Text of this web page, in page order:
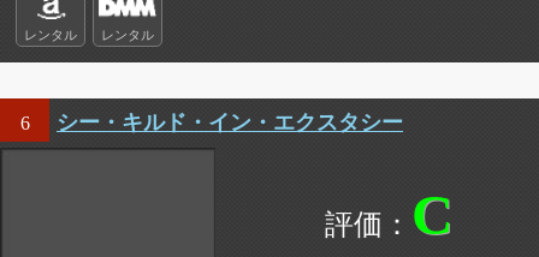
レンタル レンタル
6 シー・キルド・イン・エクスタシー
C